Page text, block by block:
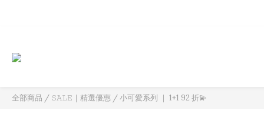
全部商品 / 𝚂𝙰𝙻𝙴｜精選優惠 /小可愛系列 ｜ 1+1 92 折💫